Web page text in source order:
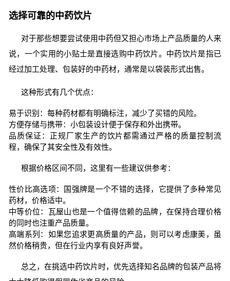
选择可靠的中药饮片
对于那些想要尝试使用中药但又担心市场上产品质量的人来
说，一个实用的小贴士是直接选购中药饮片。中药饮片是指已
经过加工处理、包装好的中药材，通常是以袋装形式出售。
这种形式有几个优点：
易于识别：每种药材都有明确标注，减少了买错的风险。
方便存储与携带：小包装设计便于保存和外出携带。
品质保证：正规厂家生产的饮片都需通过严格的质量控制流
程，确保了其安全性及有效性。
根据价格区间不同，这里有一些建议供参考：
性价比高选项：国强牌是一个不错的选择，它提供了多种常见
药材，价格适中。
中等价位：瓦屋山也是一个值得信赖的品牌，在保持合理价格
的同时也注重产品质量。
高端系列：如果您追求更高质量的产品，则可以考虑康美，虽
然价格稍贵，但在行业内享有良好声誉。
总之，在挑选中药饮片时，优先选择知名品牌的包装产品将